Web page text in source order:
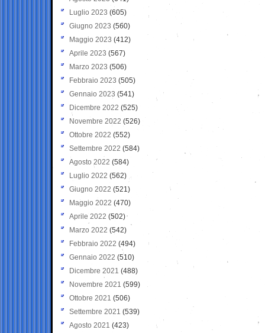
Luglio 2023 (605)
Giugno 2023 (560)
Maggio 2023 (412)
Aprile 2023 (567)
Marzo 2023 (506)
Febbraio 2023 (505)
Gennaio 2023 (541)
Dicembre 2022 (525)
Novembre 2022 (526)
Ottobre 2022 (552)
Settembre 2022 (584)
Agosto 2022 (584)
Luglio 2022 (562)
Giugno 2022 (521)
Maggio 2022 (470)
Aprile 2022 (502)
Marzo 2022 (542)
Febbraio 2022 (494)
Gennaio 2022 (510)
Dicembre 2021 (488)
Novembre 2021 (599)
Ottobre 2021 (506)
Settembre 2021 (539)
Agosto 2021 (423)